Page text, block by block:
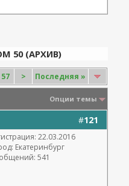
50 (АРХИВ)
57 > Последняя »
Опции темы
#121
22.03.2016
Екатеринбург
541